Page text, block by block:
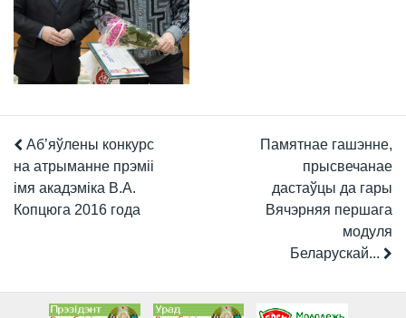
Аб’яўлены конкурс
на атрыманне прэміі
імя акадэміка В.А.
Копцюга 2016 года
Памятнае гашэнне,
прысвечанае
дастаўцы да гары
Вячэрняя першага
модуля
Беларускай...